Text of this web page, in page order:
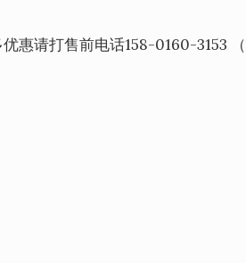
惠请打售前电话158-0160-3153